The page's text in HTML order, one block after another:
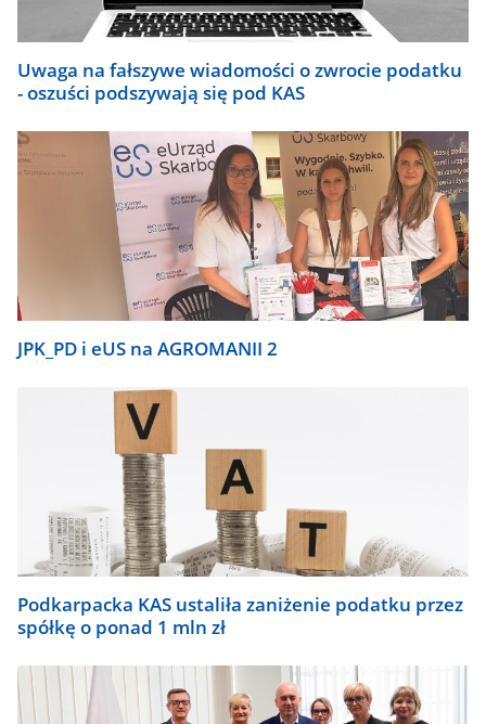
Uwaga na fałszywe wiadomości o zwrocie podatku
- oszuści podszywają się pod KAS
JPK_PD i eUS na AGROMANII 2
Podkarpacka KAS ustaliła zaniżenie podatku przez
spółkę o ponad 1 mln zł